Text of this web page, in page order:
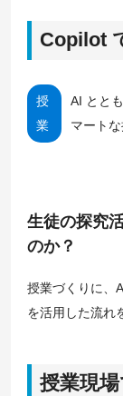
Copilot
授
業
AI とと
マート
生徒の探究
のか？
授業づくりに、
を活用した流れ
授業現